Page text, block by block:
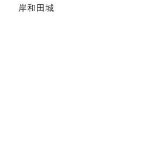
岸和田城